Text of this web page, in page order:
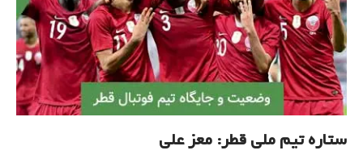
ستاره تیم ملی قطر: معز علی